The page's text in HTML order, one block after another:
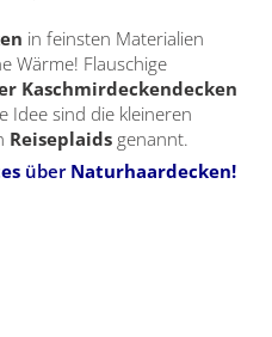
in feinsten Materialien
Wärme! Flauschige
Kaschmirdeckendecken
Idee sind die kleineren
Reiseplaids genannt.
über Naturhaardecken!